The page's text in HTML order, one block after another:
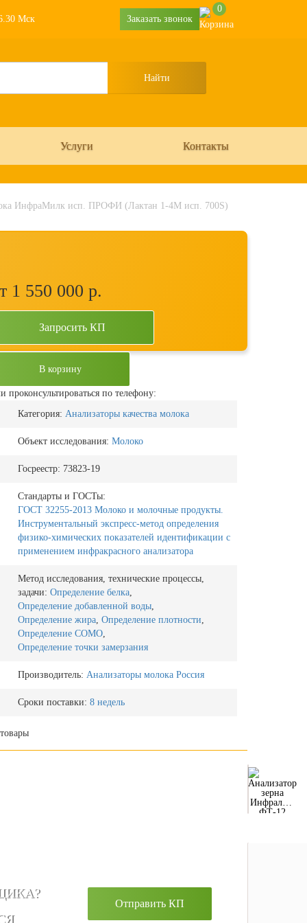
Мск Заказать звонок
0
Услуги Контакты
ИнфраМилк исп. ПРОФИ (Лактан 1-4М исп. 700S)
1 550 000 р.
Запросить КП
В корзину
проконсультироваться по телефону:
Категория: Анализаторы качества молока
Объект исследования: Молоко
Госреестр: 73823-19
Стандарты и ГОСТы:
ГОСТ 32255-2013 Молоко и молочные продукты.
Инструментальный экспресс-метод определения
физико-химических показателей идентификации с
применением инфракрасного анализатора
Метод исследования, технические процессы,
задачи: Определение белка,
Определение добавленной воды,
Определение жира, Определение плотности,
Определение СОМО,
Определение точки замерзания
Производитель: Анализаторы молока Россия
Сроки поставки: 8 недель
Отправить КП
Анализатор
зерна
Инфралюм
ФТ-12